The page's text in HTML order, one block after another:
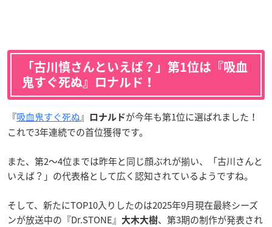
「古川慎さんといえば？」第1位は『吸血
鬼すぐ死ぬ』ロナルド！
『吸血鬼すぐ死ぬ』 ロナルドが今年も第1位に選ばれました！
これで3年連続での首位獲得です。
また、第2～4位までは昨年と同じ顔ぶれが揃い、「古川さんと
いえば？」の代表格として広く認知されているようですね。
そして、新たにTOP10入りしたのは2025年9月現在最終シーズ
ンが放送中の『Dr.STONE』 大木大樹、第3期の制作が発表され